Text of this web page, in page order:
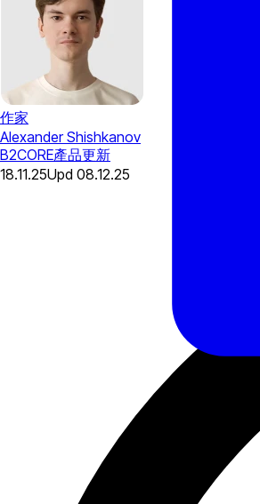
作家
Alexander Shishkanov
B2CORE產品更新
18.11.25Upd 08.12.25